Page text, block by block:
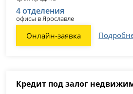
4 отделения
офисы в Ярославле
Онлайн-заявка
Кредит под залог